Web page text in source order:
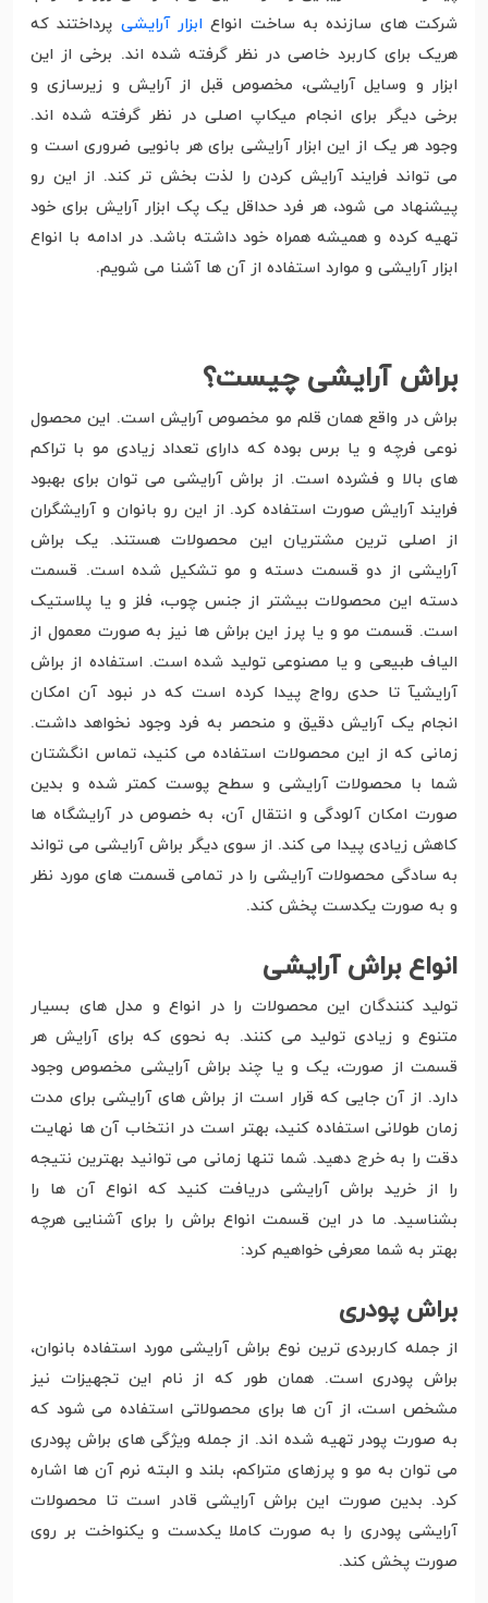
شرکت های سازنده به ساخت انواعابزار آرایشی پرداختند که
هریک برای کاربرد خاصی در نظر گرفته شده اند. برخی از این
ابزار و وسایل آرایشی، مخصوص قبل از آرایش و زیرسازی و
برخی دیگر برای انجام میکاپ اصلی در نظر گرفته شده اند.
وجود هر یک از این ابزار آرایشی برای هر بانویی ضروری است و
می تواند فرایند آرایش کردن را لذت بخش تر کند. از این رو
پیشنهاد می شود، هر فرد حداقل یک پک ابزار آرایش برای خود
تهیه کرده و همیشه همراه خود داشته باشد. در ادامه با انواع
ابزار آرایشی و موارد استفاده از آن ها آشنا می شویم.
براش آرایشی چیست؟
براش در واقع همان قلم مو مخصوص آرایش است. این محصول
نوعی فرچه و یا برس بوده که دارای تعداد زیادی مو با تراکم
های بالا و فشرده است. از براش آرایشی می توان برای بهبود
فرایند آرایش صورت استفاده کرد. از این رو بانوان و آرایشگران
از اصلی ترین مشتریان این محصولات هستند. یک براش
آرایشی از دو قسمت دسته و مو تشکیل شده است. قسمت
دسته این محصولات بیشتر از جنس چوب، فلز و یا پلاستیک
است. قسمت مو و یا پرز این براش ها نیز به صورت معمول از
الیاف طبیعی و یا مصنوعی تولید شده است. استفاده از براش
آرایشیآ تا حدی رواج پیدا کرده است که در نبود آن امکان
انجام یک آرایش دقیق و منحصر به فرد وجود نخواهد داشت.
زمانی که از این محصولات استفاده می کنید، تماس انگشتان
شما با محصولات آرایشی و سطح پوست کمتر شده و بدین
صورت امکان آلودگی و انتقال آن، به خصوص در آرایشگاه ها
کاهش زیادی پیدا می کند. از سوی دیگر براش آرایشی می تواند
به سادگی محصولات آرایشی را در تمامی قسمت های مورد نظر
و به صورت یکدست پخش کند.
انواع براش آرایشی
تولید کنندگان این محصولات را در انواع و مدل های بسیار
متنوع و زیادی تولید می کنند. به نحوی که برای آرایش هر
قسمت از صورت، یک و یا چند براش آرایشی مخصوص وجود
دارد. از آن جایی که قرار است از براش های آرایشی برای مدت
زمان طولانی استفاده کنید، بهتر است در انتخاب آن ها نهایت
دقت را به خرج دهید. شما تنها زمانی می توانید بهترین نتیجه
را از خرید براش آرایشی دریافت کنید که انواع آن ها را
بشناسید. ما در این قسمت انواع براش را برای آشنایی هرچه
بهتر به شما معرفی خواهیم کرد:
براش پودری
از جمله کاربردی ترین نوع براش آرایشی مورد استفاده بانوان،
براش پودری است. همان طور که از نام این تجهیزات نیز
مشخص است، از آن ها برای محصولاتی استفاده می شود که
به صورت پودر تهیه شده اند. از جمله ویژگی های براش پودری
می توان به مو و پرزهای متراکم، بلند و البته نرم آن ها اشاره
کرد. بدین صورت این براش آرایشی قادر است تا محصولات
آرایشی پودری را به صورت کاملا یکدست و یکنواخت بر روی
صورت پخش کند.